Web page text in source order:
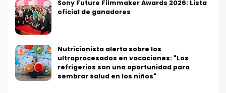
Sony Future Filmmaker Awards 2026: Lista
oficial de ganadores
Nutricionista alerta sobre los
ultraprocesados en vacaciones: "Los
refrigerios son una oportunidad para
sembrar salud en los niños"